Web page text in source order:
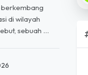
di wilayah
sebuah ...